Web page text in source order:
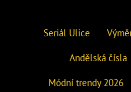
Seriál Ulice
Andělská čísla
Módní trendy 2026